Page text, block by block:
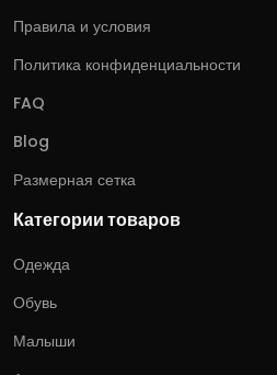
Правила и условия
Политика конфиденциальности
FAQ
Blog
Размерная сетка
Категории товаров
Одежда
Обувь
Малыши